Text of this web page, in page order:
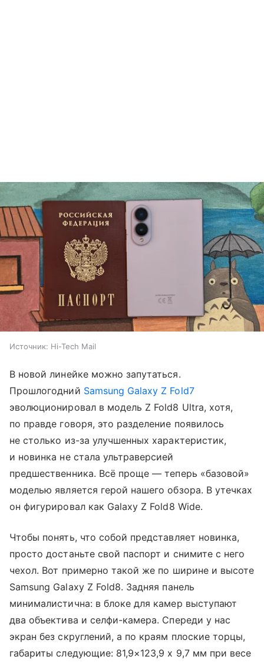
Источник: Hi-Tech Mail
В новой линейке можно запутаться.
Прошлогодний Samsung Galaxy Z Fold7
эволюционировал в модель Z Fold8 Ultra, хотя,
по правде говоря, это разделение появилось
не столько из-за улучшенных характеристик,
и новинка не стала ультраверсией
предшественника. Всё проще — теперь «базовой»
моделью является герой нашего обзора. В утечках
он фигурировал как Galaxy Z Fold8 Wide.
Чтобы понять, что собой представляет новинка,
просто достаньте свой паспорт и снимите с него
чехол. Вот примерно такой же по ширине и высоте
Samsung Galaxy Z Fold8. Задняя панель
минималистична: в блоке для камер выступают
два объектива и селфи-камера. Спереди у нас
экран без скруглений, а по краям плоские торцы,
габариты следующие: 81,9×123,9 х 9,7 мм при весе